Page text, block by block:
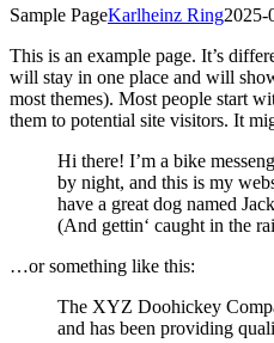
Sample PageKarlheinz Ring2025-
This is an example page. It’s
will stay in one place and will
most themes). Most people start
them to potential site visitors. It
Hi there! I’m a bike
by night, and this is my
have a great dog named
(And gettin‘ caught in the
…or something like this:
The XYZ Doohickey
and has been providing